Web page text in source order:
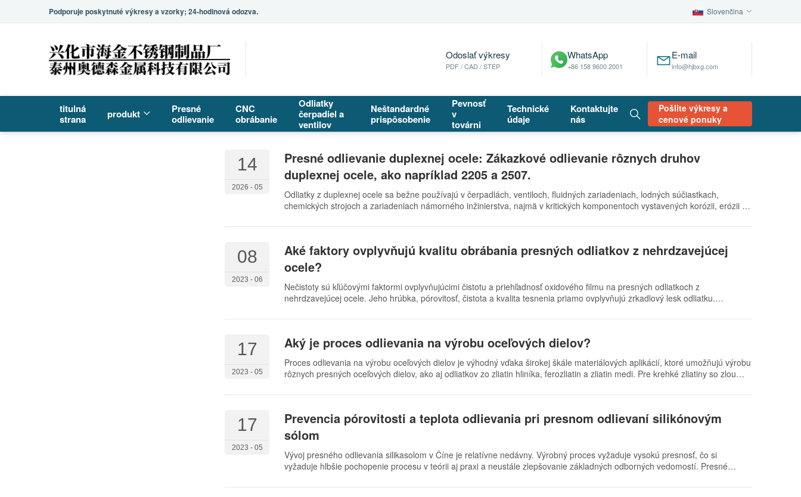
Podporuje poskytnuté výkresy a vzorky; 24-hodinová odozva. Slovenčina
Odoslať výkresy
PDF / CAD / STEP
WhatsApp
+86 158 9600 2001
E-mail
info@hjbxg.com
titulná
strana
produkt
Presné
odlievanie
CNC
obrábanie
Odliatky
čerpadiel a
ventilov
Neštandardné
prispôsobenie
Pevnosť
v
továrni
Technické
údaje
Kontaktujte
nás
Pošlite výkresy a
cenové ponuky
14
2026 - 05
Presné odlievanie duplexnej ocele: Zákazkové odlievanie rôznych druhov
duplexnej ocele, ako napríklad 2205 a 2507.
Odliatky z duplexnej ocele sa bežne používajú v čerpadlách, ventiloch, fluidných zariadeniach, lodných súčiastkach,
chemických strojoch a zariadeniach námorného inžinierstva, najmä v kritických komponentoch vystavených korózii, erózii a
CNC obrábanie nehrdzavejúcej ocele. Rôzne presné odliatky z duplexnej ocele vieme prispôsobiť na základe výkresov,
feritické mikroštruktúry, vykazuje vysokú pevnosť a vynikajúcu odolnosť voči bodkovej korózii a korózii chloridovými iónmi.
Vieme vyvinúť odliatky na základe potrieb zákazníka pre ocele 2205, 2507, 2304, 2101, 1.4462, 1.4…
08
2023 - 06
Aké faktory ovplyvňujú kvalitu obrábania presných odliatkov z nehrdzavejúcej
ocele?
Nečistoty sú kľúčovými faktormi ovplyvňujúcimi čistotu a priehľadnosť oxidového filmu na presných odliatkoch z
nehrdzavejúcej ocele. Jeho hrúbka, pórovitosť, čistota a kvalita tesnenia priamo ovplyvňujú zrkadlový lesk odliatku.
zrkadlový lesk presných odliatkov z nehrdzavejúcej ocele, musí sa obsah nečistôt v oxidovom filme znížiť. Preto sa hrúbka,
v oxidovom filme presných odliatkov z nehrdzavejúcej ocele pochádzajú prevažne zo samotného odliatku, pričom niektoré
17
2023 - 05
Aký je proces odlievania na výrobu oceľových dielov?
Proces odlievania na výrobu oceľových dielov je výhodný vďaka širokej škále materiálových aplikácií, ktoré umožňujú výrobu
rôznych presných oceľových dielov, ako aj odliatkov zo zliatin hliníka, ferozliatin a zliatin medi. Pre krehké zliatiny so zlou
rozmerovú presnosť, ktorá vo všeobecnosti prevyšuje bežné výkovky a zvárané diely. Okrem toho sú výrobné náklady na
neporovnateľné s inými metódami tvárnenia kovov. Oceľová liatina má vysoký bod topenia…
17
2023 - 05
Prevencia pórovitosti a teplota odlievania pri presnom odlievaní silikónovým
sólom
Vývoj presného odlievania silikasolom v Číne je relatívne nedávny. Výrobný proces vyžaduje vysokú presnosť, čo si
vyžaduje hlbšie pochopenie procesu v teórii aj praxi a neustále zlepšovanie základných odborných vedomostí. Presné
produkty vyššej kvality. Počas procesu plnenia je potrebné skvapalniť a rozložiť penový model, čím vzniká veľa plynov s